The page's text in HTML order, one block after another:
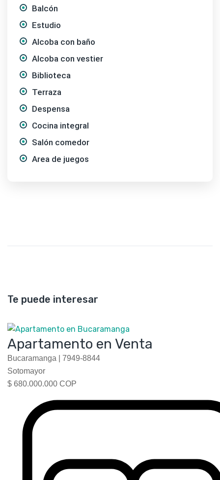
Balcón
Estudio
Alcoba con baño
Alcoba con vestier
Biblioteca
Terraza
Despensa
Cocina integral
Salón comedor
Area de juegos
Te puede interesar
Apartamento en Venta
Bucaramanga | 7949-8844
Sotomayor
$ 680.000.000 COP